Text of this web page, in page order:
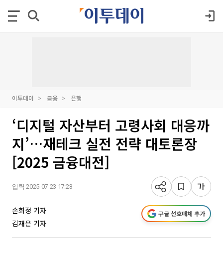
이투데이 금융 은행
‘디지털 자산부터 고령사회 대응까
지’…재테크 실전 전략 대토론장
[2025 금융대전]
입력 2025-07-23 17:23
손희정 기자
김재은 기자
구글 선호매체 추가